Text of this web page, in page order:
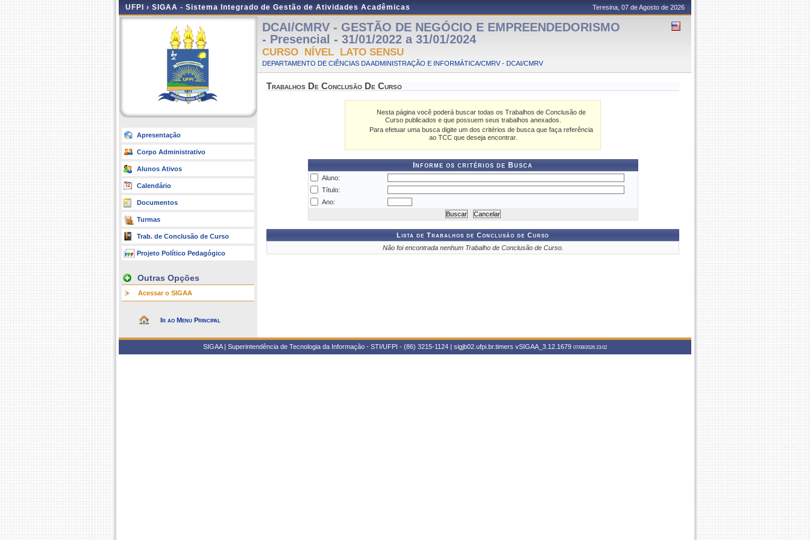
UFPI › SIGAA - Sistema Integrado de Gestão de Atividades Acadêmicas Teresina, 07 de Agosto de 2026
Apresentação
Corpo Administrativo
Alunos Ativos
Calendário
Documentos
Turmas
Trab. de Conclusão de Curso
Projeto Político Pedagógico
Outras Opções
Acessar o SIGAA
Ir ao Menu Principal
DCAI/CMRV - GESTÃO DE NEGÓCIO E EMPREENDEDORISMO
- Presencial - 31/01/2022 a 31/01/2024
CURSO NÍVEL LATO SENSU
DEPARTAMENTO DE CIÊNCIAS DA ADMINISTRAÇÃO E INFORMÁTICA/CMRV - DCAI/CMRV
Trabalhos De Conclusão De Curso
Nesta página você poderá buscar todas os Trabalhos de Conclusão de
Curso publicados e que possuem seus trabalhos anexados.
Para efetuar uma busca digite um dos critérios de busca que faça referência
ao TCC que deseja encontrar.
Informe os critérios de Busca
Aluno:
Título:
Ano:
Lista de Trabalhos de Conclusão de Curso
Não foi encontrada nenhum Trabalho de Conclusão de Curso.
SIGAA | Superintendência de Tecnologia da Informação - STI/UFPI - (86) 3215-1124 | sigjb02.ufpi.br.timers vSIGAA_3.12.1679 07/08/2026 23:02